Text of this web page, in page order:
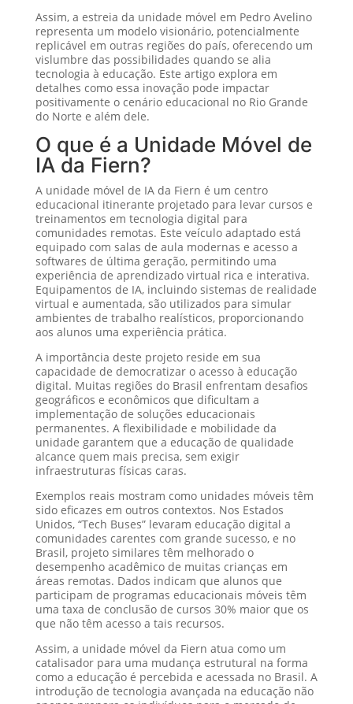
Assim, a estreia da unidade móvel em Pedro Avelino
representa um modelo visionário, potencialmente
replicável em outras regiões do país, oferecendo um
vislumbre das possibilidades quando se alia
tecnologia à educação. Este artigo explora em
detalhes como essa inovação pode impactar
positivamente o cenário educacional no Rio Grande
do Norte e além dele.
O que é a Unidade Móvel de
IA da Fiern?
A unidade móvel de IA da Fiern é um centro
educacional itinerante projetado para levar cursos e
treinamentos em tecnologia digital para
comunidades remotas. Este veículo adaptado está
equipado com salas de aula modernas e acesso a
softwares de última geração, permitindo uma
experiência de aprendizado virtual rica e interativa.
Equipamentos de IA, incluindo sistemas de realidade
virtual e aumentada, são utilizados para simular
ambientes de trabalho realísticos, proporcionando
aos alunos uma experiência prática.
A importância deste projeto reside em sua
capacidade de democratizar o acesso à educação
digital. Muitas regiões do Brasil enfrentam desafios
geográficos e econômicos que dificultam a
implementação de soluções educacionais
permanentes. A flexibilidade e mobilidade da
unidade garantem que a educação de qualidade
alcance quem mais precisa, sem exigir
infraestruturas físicas caras.
Exemplos reais mostram como unidades móveis têm
sido eficazes em outros contextos. Nos Estados
Unidos, “Tech Buses” levaram educação digital a
comunidades carentes com grande sucesso, e no
Brasil, projeto similares têm melhorado o
desempenho acadêmico de muitas crianças em
áreas remotas. Dados indicam que alunos que
participam de programas educacionais móveis têm
uma taxa de conclusão de cursos 30% maior que os
que não têm acesso a tais recursos.
Assim, a unidade móvel da Fiern atua como um
catalisador para uma mudança estrutural na forma
como a educação é percebida e acessada no Brasil. A
introdução de tecnologia avançada na educação não